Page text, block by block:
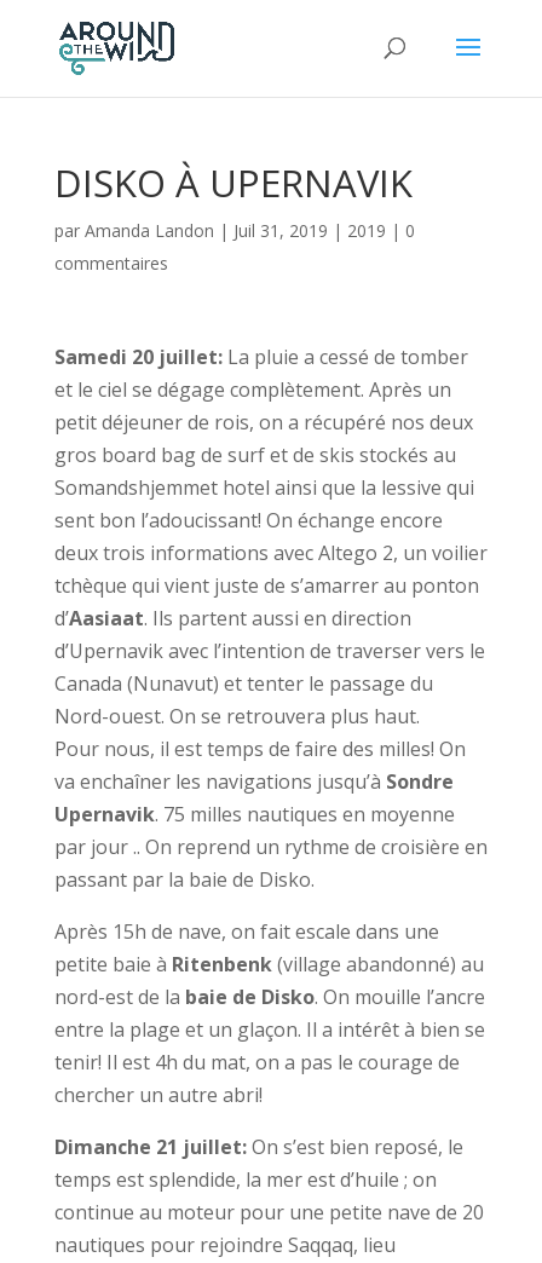
DISKO À UPERNAVIK
par Amanda Landon | Juil 31, 2019 | 2019 | 0
commentaires
Samedi 20 juillet:La pluie a cessé de tomber
et le ciel se dégage complètement. Après un
petit déjeuner de rois, on a récupéré nos deux
gros board bag de surf et de skis stockés au
Somandshjemmet hotel ainsi que la lessive qui
sent bon l’adoucissant! On échange encore
deux trois informations avec Altego 2, un voilier
tchèque qui vient juste de s’amarrer au ponton
d’Aasiaat. Ils partent aussi en direction
d’Upernavik avec l’intention de traverser vers le
Canada (Nunavut) et tenter le passage du
Nord-ouest. On se retrouvera plus haut.
Pour nous, il est temps de faire des milles! On
va enchaîner les navigations jusqu’à Sondre
Upernavik. 75 milles nautiques en moyenne
par jour .. On reprend un rythme de croisière en
passant par la baie de Disko.
Après 15h de nave, on fait escale dans une
petite baie à Ritenbenk(village abandonné) au
nord-est de la baie de Disko. On mouille l’ancre
entre la plage et un glaçon. Il a intérêt à bien se
tenir! Il est 4h du mat, on a pas le courage de
chercher un autre abri!
Dimanche 21 juillet:On s’est bien reposé, le
temps est splendide, la mer est d’huile ; on
continue au moteur pour une petite nave de 20
nautiques pour rejoindre Saqqaq, lieu